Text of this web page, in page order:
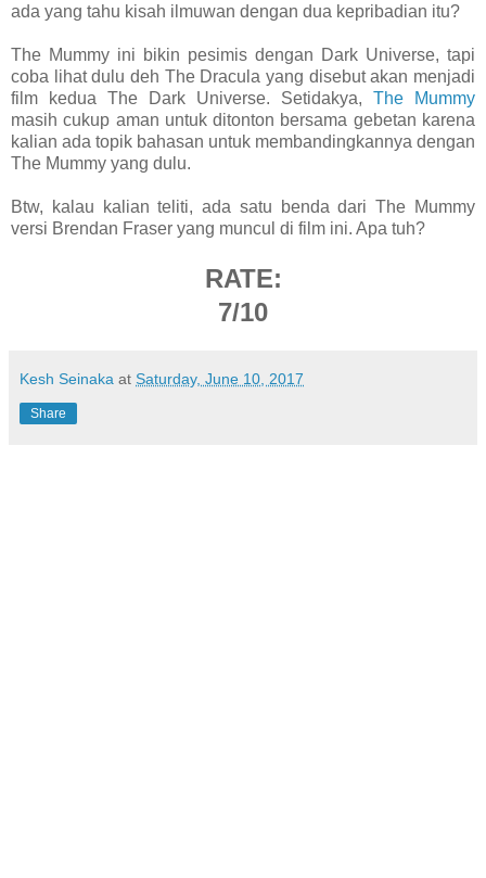
ada yang tahu kisah ilmuwan dengan dua kepribadian itu?
The Mummy ini bikin pesimis dengan Dark Universe, tapi
coba lihat dulu deh The Dracula yang disebut akan menjadi
film kedua The Dark Universe. Setidakya, The Mummy
masih cukup aman untuk ditonton bersama gebetan karena
kalian ada topik bahasan untuk membandingkannya dengan
The Mummy yang dulu.
Btw, kalau kalian teliti, ada satu benda dari The Mummy
versi Brendan Fraser yang muncul di film ini. Apa tuh?
RATE:
7/10
Kesh Seinaka at Saturday, June 10, 2017
Share